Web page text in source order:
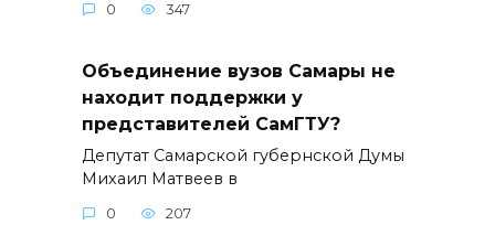
0 347
Объединение вузов Самары не
находит поддержки у
представителей СамГТУ?
Депутат Самарской губернской Думы
Михаил Матвеев в
0 207